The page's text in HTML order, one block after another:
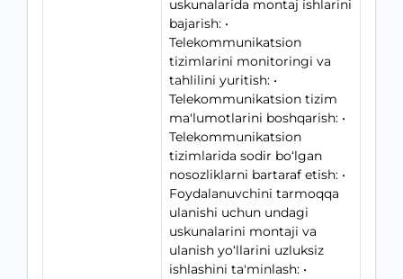
uskunalarida montaj ishlarini
bajarish: •
Telekommunikatsion
tizimlarini monitoringi va
tahlilini yuritish: •
Telekommunikatsion tizim
ma'lumotlarini boshqarish: •
Telekommunikatsion
tizimlarida sodir bo‘lgan
nosozliklarni bartaraf etish: •
Foydalanuvchini tarmoqqa
ulanishi uchun undagi
uskunalarini montaji va
ulanish yo‘llarini uzluksiz
ishlashini ta'minlash: •